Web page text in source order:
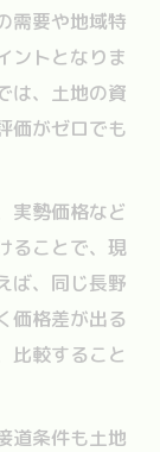
需要や地域特
ントとなりま
は、土地の資
価がゼロでも
実勢価格など
ることで、現
ば、同じ長野
価格差が出る
比較すること
道条件も土地